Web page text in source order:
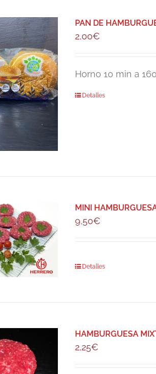
PAN DE
2,00€
Horno 10 min a
Detalles
MINI
9,50€
Detalles
HAMBURGUESA
2,25€